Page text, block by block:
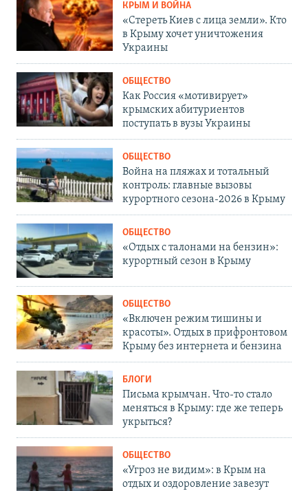
КРЫМ И ВОЙНА
«Стереть Киев с лица земли». Кто
в Крыму хочет уничтожения
Украины
ОБЩЕСТВО
Как Россия «мотивирует»
крымских абитуриентов
поступать в вузы Украины
ОБЩЕСТВО
Война на пляжах и тотальный
контроль: главные вызовы
курортного сезона-2026 в Крыму
ОБЩЕСТВО
«Отдых с талонами на бензин»:
курортный сезон в Крыму
ОБЩЕСТВО
«Включен режим тишины и
красоты». Отдых в прифронтовом
Крыму без интернета и бензина
БЛОГИ
Письма крымчан. Что-то стало
меняться в Крыму: где же теперь
укрыться?
ОБЩЕСТВО
«Угроз не видим»: в Крым на
отдых и оздоровление завезут